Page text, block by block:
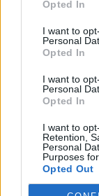
Opted In
I want to
Personal
Opted In
I want to
Personal
Opted In
I want to
Retention,
Personal
Purposes
Opted Out
τα ίδια ή και
κάνεις, τόσο
έρχονται και
ζεις αυτό το
στιγμή για να
αυτές οι
ποιον τρόπο.
τέτοια άτομα